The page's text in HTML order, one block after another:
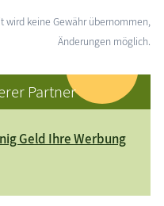
wird keine Gewähr übernommen,
Änderungen möglich.
Partner
Geld Ihre Werbung